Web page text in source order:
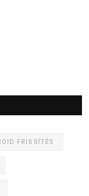
FRISSÍTÉS